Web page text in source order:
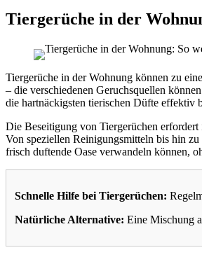
Tiergerüche in der
Tiergerüche in der Wohnung können zu
– die verschiedenen Geruchsquellen
die hartnäckigsten tierischen Düfte effektiv
Die Beseitigung von Tiergerüchen erfordert
Von speziellen Reinigungsmitteln bis hin
frisch duftende Oase verwandeln können,
Schnelle Hilfe bei Tiergerüchen:
Natürliche Alternative: Eine Mischung